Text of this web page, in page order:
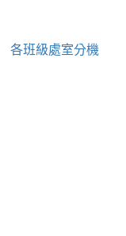
各班級處室分機